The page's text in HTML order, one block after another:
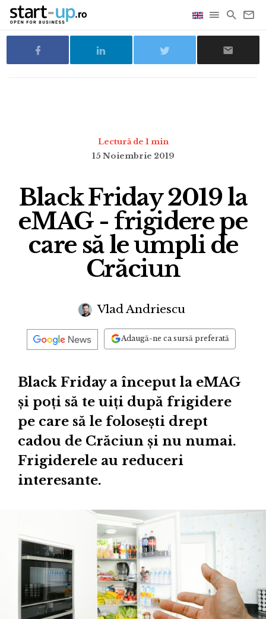
Lectură de 1 min
15 Noiembrie 2019
Black Friday 2019 la
eMAG - frigidere pe
care să le umpli de
Crăciun
Vlad Andriescu
Adaugă-ne ca sursă preferată
Black Friday a început la eMAG
și poți să te uiți după frigidere
pe care să le folosești drept
cadou de Crăciun și nu numai.
Frigiderele au reduceri
interesante.